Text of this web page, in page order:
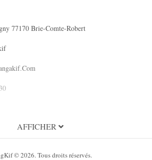
77170 Brie-Comte-Robert
AFFICHER
© 2026. Tous droits réservés.